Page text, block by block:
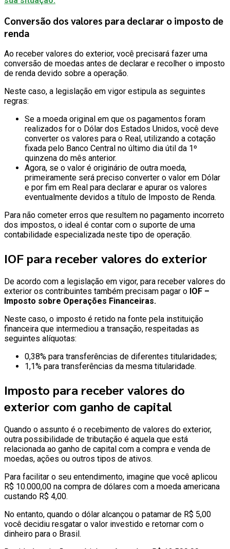
Conversão dos valores para declarar o imposto de
renda
Ao receber valores do exterior, você precisará fazer uma
conversão de moedas antes de declarar e recolher o imposto
de renda devido sobre a operação.
Neste caso, a legislação em vigor estipula as seguintes
regras:
Se a moeda original em que os pagamentos foram
realizados for o Dólar dos Estados Unidos, você deve
converter os valores para o Real, utilizando a cotação
fixada pelo Banco Central no último dia útil da 1º
quinzena do mês anterior.
Agora, se o valor é originário de outra moeda,
primeiramente será preciso converter o valor em Dólar
e por fim em Real para declarar e apurar os valores
eventualmente devidos a título de Imposto de Renda.
Para não cometer erros que resultem no pagamento incorreto
dos impostos, o ideal é contar com o suporte de uma
contabilidade especializada neste tipo de operação.
IOF para receber valores do exterior
De acordo com a legislação em vigor, para receber valores do
exterior os contribuintes também precisam pagar o IOF –
Imposto sobre Operações Financeiras.
Neste caso, o imposto é retido na fonte pela instituição
financeira que intermediou a transação, respeitadas as
seguintes alíquotas:
0,38% para transferências de diferentes titularidades;
1,1% para transferências da mesma titularidade.
Imposto para receber valores do
exterior com ganho de capital
Quando o assunto é o recebimento de valores do exterior,
outra possibilidade de tributação é aquela que está
relacionada ao ganho de capital com a compra e venda de
moedas, ações ou outros tipos de ativos.
Para facilitar o seu entendimento, imagine que você aplicou
R$ 10.000,00 na compra de dólares com a moeda americana
custando R$ 4,00.
No entanto, quando o dólar alcançou o patamar de R$ 5,00
você decidiu resgatar o valor investido e retornar com o
dinheiro para o Brasil.